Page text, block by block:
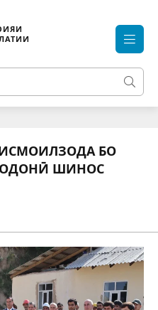
БО
ШИНОС